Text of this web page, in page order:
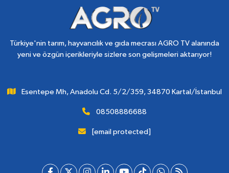
Türkiye'nin tarım, hayvancılık ve gıda mecrası AGRO TV alanında
yeni ve özgün içerikleriyle sizlere son gelişmeleri aktarıyor!
Esentepe Mh, Anadolu Cd. 5/2/359, 34870 Kartal/İstanbul
08508886688
[email protected]